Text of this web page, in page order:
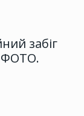
забіг
ФОТО.